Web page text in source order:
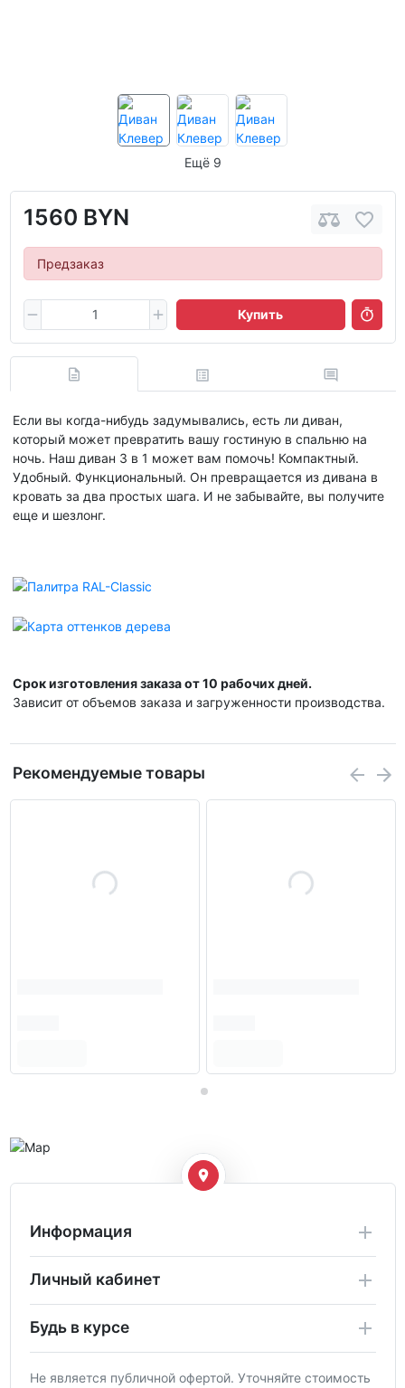
Ещё 9
1560 BYN
Предзаказ
Купить
Если вы когда-нибудь задумывались, есть ли диван,
который может превратить вашу гостиную в спальню на
ночь. Наш диван 3 в 1 может вам помочь! Компактный.
Удобный. Функциональный. Он превращается из дивана в
кровать за два простых шага. И не забывайте, вы получите
еще и шезлонг.
Срок изготовления заказа от 10 рабочих дней.
Зависит от объемов заказа и загруженности производства.
Рекомендуемые товары
Информация
Личный кабинет
Будь в курсе
Не является публичной офертой. Уточняйте стоимость